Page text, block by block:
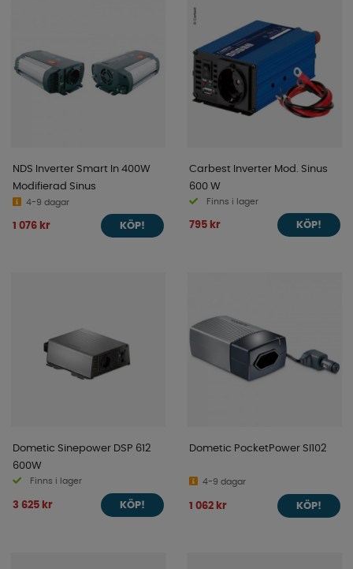
NDS Inverter Smart In 400W
Modifierad Sinus
4-9 dagar
1 076 kr KÖP!
Carbest Inverter Mod. Sinus
600 W
Finns i lager
795 kr KÖP!
Dometic Sinepower DSP 612
600W
Finns i lager
3 625 kr KÖP!
Dometic PocketPower SI102
4-9 dagar
1 062 kr KÖP!